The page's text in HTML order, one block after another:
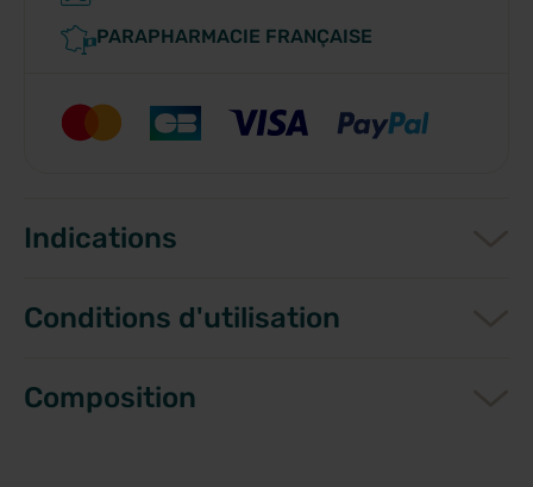
PARAPHARMACIE FRANÇAISE
Indications
Conditions d'utilisation
Composition